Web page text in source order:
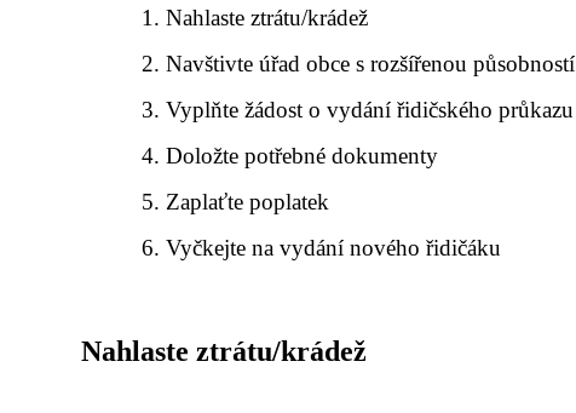
Nahlaste ztrátu/krádež
Navštivte úřad obce s rozšířenou působností
Vyplňte žádost o vydání řidičského průkazu
Doložte potřebné dokumenty
Zaplaťte poplatek
Vyčkejte na vydání nového řidičáku
Nahlaste ztrátu/krádež